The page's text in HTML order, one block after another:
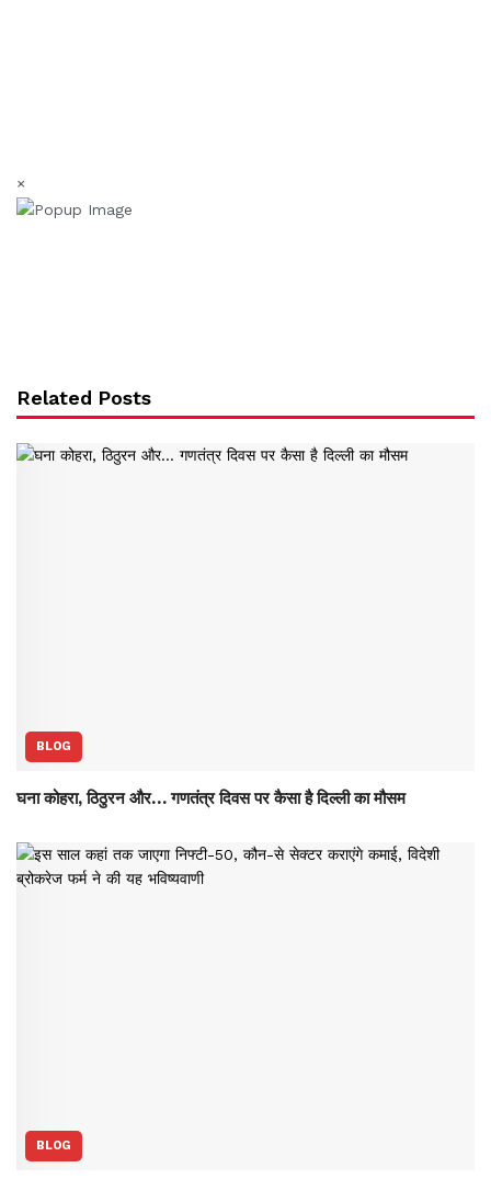
×
Related Posts
BLOG
घना कोहरा, ठिठुरन और… गणतंत्र दिवस पर कैसा है दिल्ली का मौसम
BLOG